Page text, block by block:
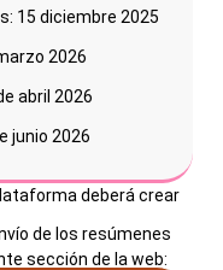
15 diciembre 2025
2026
abril 2026
junio 2026
deberá crear
de los resúmenes
sección de la web: